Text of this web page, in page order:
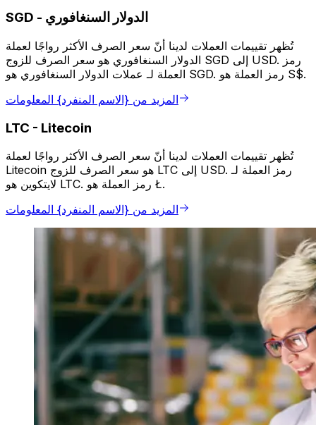
SGD - الدولار السنغافوري
تُظهر تقييمات العملات لدينا أنّ سعر الصرف الأكثر رواجًا لعملة
الدولار السنغافوري هو سعر الصرف للزوج SGD إلى USD. رمز
العملة لـ عملات الدولار السنغافوري هو SGD. رمز العملة هو S$.
المزيد من {الاسم المنفرد} المعلومات
LTC - Litecoin
تُظهر تقييمات العملات لدينا أنّ سعر الصرف الأكثر رواجًا لعملة
Litecoin هو سعر الصرف للزوج LTC إلى USD. رمز العملة لـ
لايتكوين هو LTC. رمز العملة هو Ł.
المزيد من {الاسم المنفرد} المعلومات